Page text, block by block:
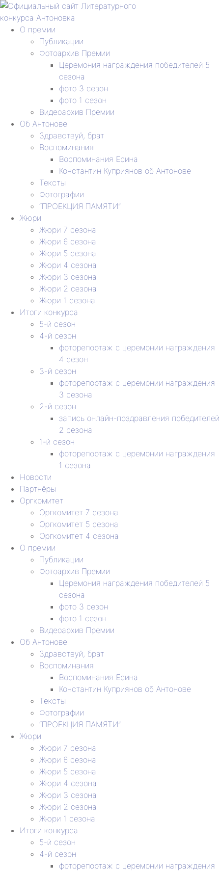
О премии
Публикации
Фотоархив Премии
Церемония награждения победителей 5
сезона
фото 3 сезон
фото 1 сезон
Видеоархив Премии
Об Антонове
Здравствуй, брат
Воспоминания
Воспоминания Есина
Константин Куприянов об Антонове
Тексты
Фотографии
“ПРОЕКЦИЯ ПАМЯТИ”
Жюри
Жюри 7 сезона
Жюри 6 сезона
Жюри 5 сезона
Жюри 4 сезона
Жюри 3 сезона
Жюри 2 сезона
Жюри 1 сезона
Итоги конкурса
5-й сезон
4-й сезон
фоторепортаж с церемонии награждения
4 сезон
3-й сезон
фоторепортаж с церемонии награждения
3 сезона
2-й сезон
запись онлайн-поздравления победителей
2 сезона
1-й сезон
фоторепортаж с церемонии награждения
1 сезона
Новости
Партнёры
Оргкомитет
Оргкомитет 7 сезона
Оргкомитет 5 сезона
Оргкомитет 4 сезона
О премии
Публикации
Фотоархив Премии
Церемония награждения победителей 5
сезона
фото 3 сезон
фото 1 сезон
Видеоархив Премии
Об Антонове
Здравствуй, брат
Воспоминания
Воспоминания Есина
Константин Куприянов об Антонове
Тексты
Фотографии
“ПРОЕКЦИЯ ПАМЯТИ”
Жюри
Жюри 7 сезона
Жюри 6 сезона
Жюри 5 сезона
Жюри 4 сезона
Жюри 3 сезона
Жюри 2 сезона
Жюри 1 сезона
Итоги конкурса
5-й сезон
4-й сезон
фоторепортаж с церемонии награждения